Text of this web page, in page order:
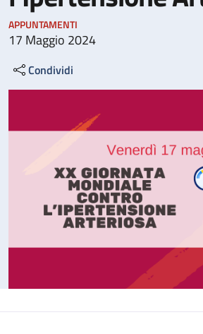
APPUNTAMENTI
17 Maggio 2024
Condividi